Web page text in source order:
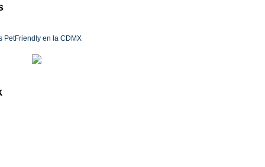
PetFriendly en la CDMX